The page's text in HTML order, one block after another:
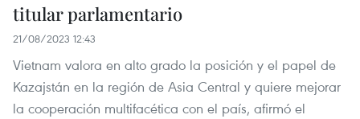
titular parlamentario
21/08/2023 12:43
Vietnam valora en alto grado la posición y el papel de
Kazajstán en la región de Asia Central y quiere mejorar
la cooperación multifacética con el país, afirmó el